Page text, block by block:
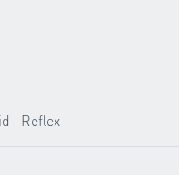
· Reflex